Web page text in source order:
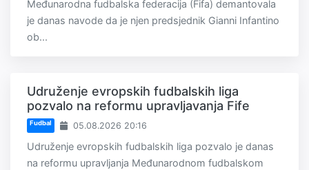
Međunarodna fudbalska federacija (Fifa) demantovala
je danas navode da je njen predsjednik Gianni Infantino
ob...
Udruženje evropskih fudbalskih liga
pozvalo na reformu upravljavanja Fife
Fudbal 05.08.2026 20:16
Udruženje evropskih fudbalskih liga pozvalo je danas
na reformu upravljanja Međunarodnom fudbalskom